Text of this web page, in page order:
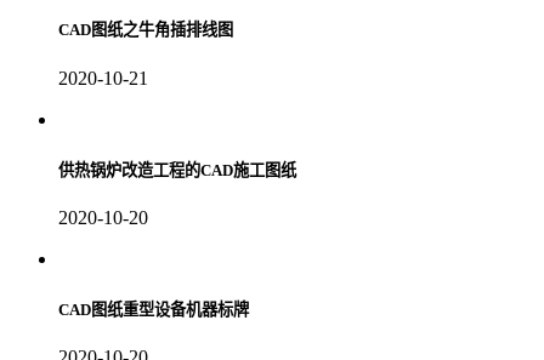
CAD图纸之牛角插排线图
2020-10-21
供热锅炉改造工程的CAD施工图纸
2020-10-20
CAD图纸重型设备机器标牌